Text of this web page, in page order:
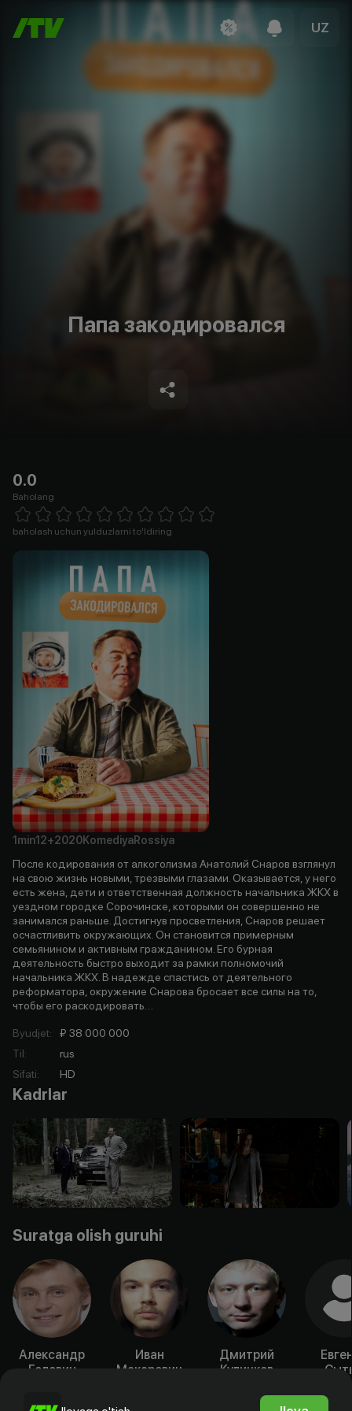
UZ
Папа закодировался
0.0
Baholang
1 Star 2 Stars 3 Stars 4 Stars5 Stars 6 Stars7 Stars8 Stars
baholash uchun yulduzlarni to'ldiring
1min12+2020KomediyaRossiya
После кодирования от алкоголизма Анатолий Снаров взглянул
на свою жизнь новыми, трезвыми глазами. Оказывается, у него
есть жена, дети и ответственная должность начальника ЖКХ в
уездном городке Сорочинске, которыми он совершенно не
занимался раньше. Достигнув просветления, Снаров решает
осчастливить окружающих. Он становится примерным
семьянином и активным гражданином. Его бурная
деятельность быстро выходит за рамки полномочий
начальника ЖКХ. В надежде спастись от деятельного
реформатора, окружение Снарова бросает все силы на то,
чтобы его раскодировать…
Byudjet:
₽ 38 000 000
Til:
rus
Sifati: HD
Kadrlar
Suratga olish guruhi
Александр
Головин
Иван
Макаревич
Дмитрий
Куличков